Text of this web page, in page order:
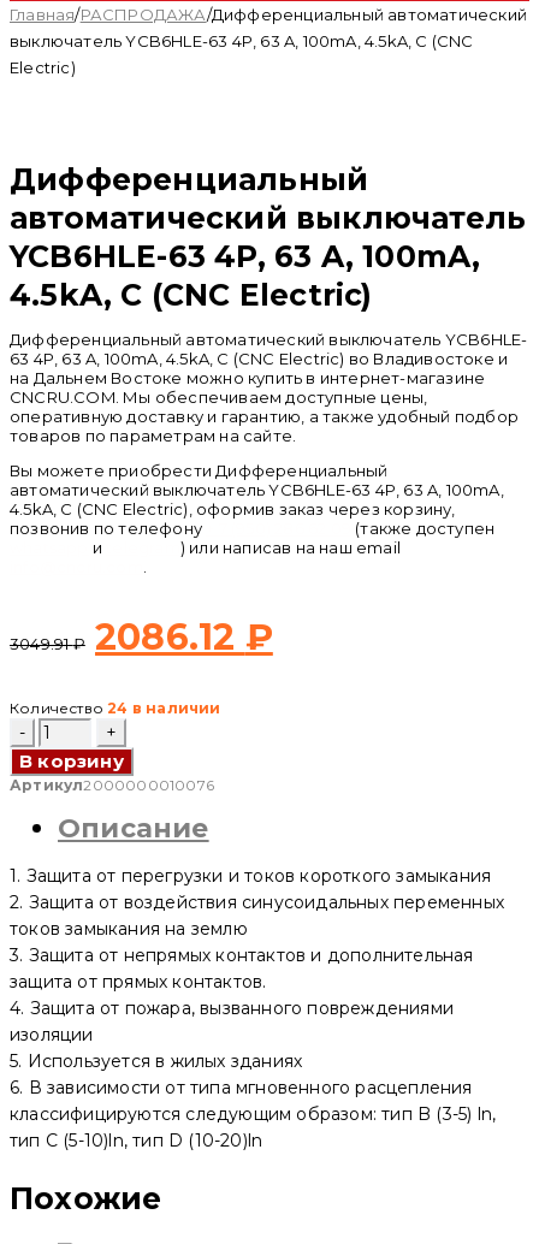
Главная/РАСПРОДАЖА/Дифференциальный автоматический
выключатель YCB6HLE-63 4P, 63 A, 100mA, 4.5kA, C (CNC
Electric)
Дифференциальный
автоматический выключатель
YCB6HLE-63 4P, 63 A, 100mA,
4.5kA, C (CNC Electric)
Дифференциальный автоматический выключатель YCB6HLE-
63 4P, 63 A, 100mA, 4.5kA, C (CNC Electric) во Владивостоке и
на Дальнем Востоке можно купить в интернет-магазине
CNCRU.COM. Мы обеспечиваем доступные цены,
оперативную доставку и гарантию, а также удобный подбор
товаров по параметрам на сайте.
Вы можете приобрести Дифференциальный
автоматический выключатель YCB6HLE-63 4P, 63 A, 100mA,
4.5kA, C (CNC Electric), оформив заказ через корзину,
позвонив по телефону
(также доступен
и
) или написав на наш email
3049.91₽ Первоначальная
составляла
3049.91 ₽.
2086.12 ₽Текущая
Количество 24 в наличии
Количество
товара
Дифференциальный
автоматический
YCB6HLE-
63
63
A,
4.5kA,
C
(CNC
Electric)
В корзину
Артикул2000000010076
Описание
1. Защита от перегрузки и токов короткого замыкания
2. Защита от воздействия синусоидальных переменных
токов замыкания на землю
3. Защита от непрямых контактов и дополнительная
защита от прямых контактов.
4. Защита от пожара, вызванного повреждениями
изоляции
5. Используется в жилых зданиях
6. В зависимости от типа мгновенного расцепления
классифицируются следующим образом: тип B (3-5) ln,
тип C (5-10)ln, тип D (10-20)ln
Похожие